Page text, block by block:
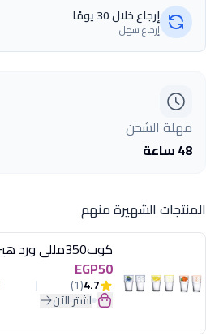
إرجاع خلال 30 يومًا
إرجاع سهل
مهلة الشحن
48 ساعة
المنتجات الشهيرة منهم
كوب350مللى ورد هيريفين
EGP50
4.7
(1)
اشترِ الآن